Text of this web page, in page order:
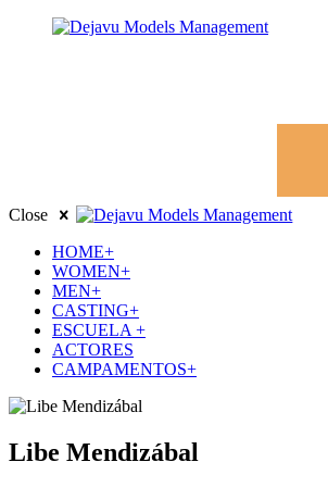
Close
HOME+
WOMEN+
MEN+
CASTING+
ESCUELA +
ACTORES
CAMPAMENTOS+
Libe Mendizábal